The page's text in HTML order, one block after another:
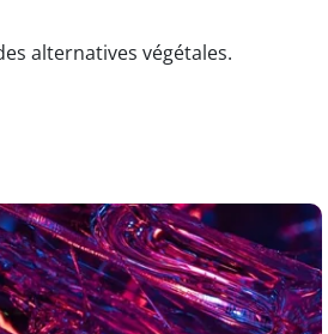
alternatives végétales.